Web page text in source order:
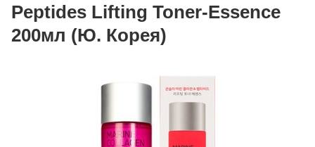
Peptides Lifting Toner-Essence
200мл (Ю. Корея)